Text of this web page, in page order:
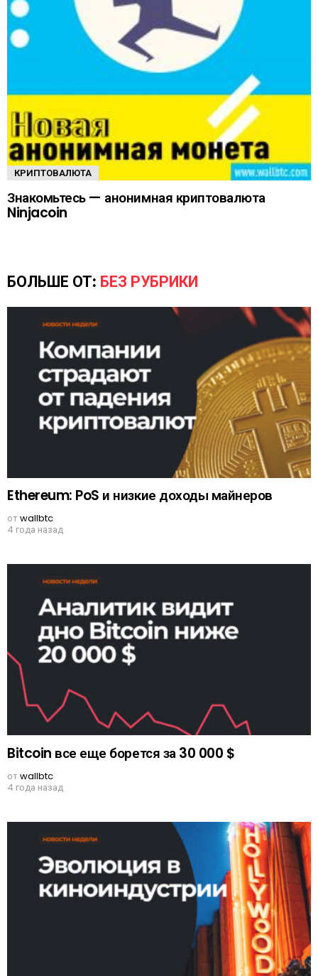
КРИПТОВАЛЮТА
Знакомьтесь — анонимная криптовалюта
Ninjacoin
БОЛЬШЕ ОТ: БЕЗ РУБРИКИ
Ethereum: PoS и низкие доходы майнеров
отwallbtc
4 года назад
Bitcoin все еще борется за 30 000 $
отwallbtc
4 года назад